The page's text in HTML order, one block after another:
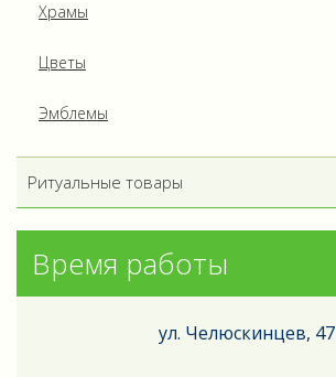
Храмы
Цветы
Эмблемы
Ритуальные товары
Время работы
ул. Челюскинцев, 47